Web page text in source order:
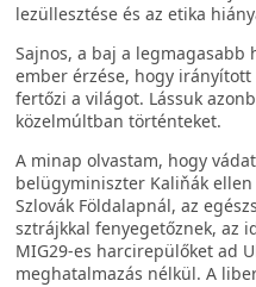
lezüllesztése és az etika
Sajnos, a baj a legmagasabb
ember érzése, hogy
fertőzi a világot. Lássuk
közelmúltban történteket.
A minap olvastam, hogy
belügyminiszter Kaliňák
Szlovák Földalapnál, az
sztrájkkal fenyegetőznek, az
MIG29-es harcirepülőket ad
meghatalmazás nélkül. A